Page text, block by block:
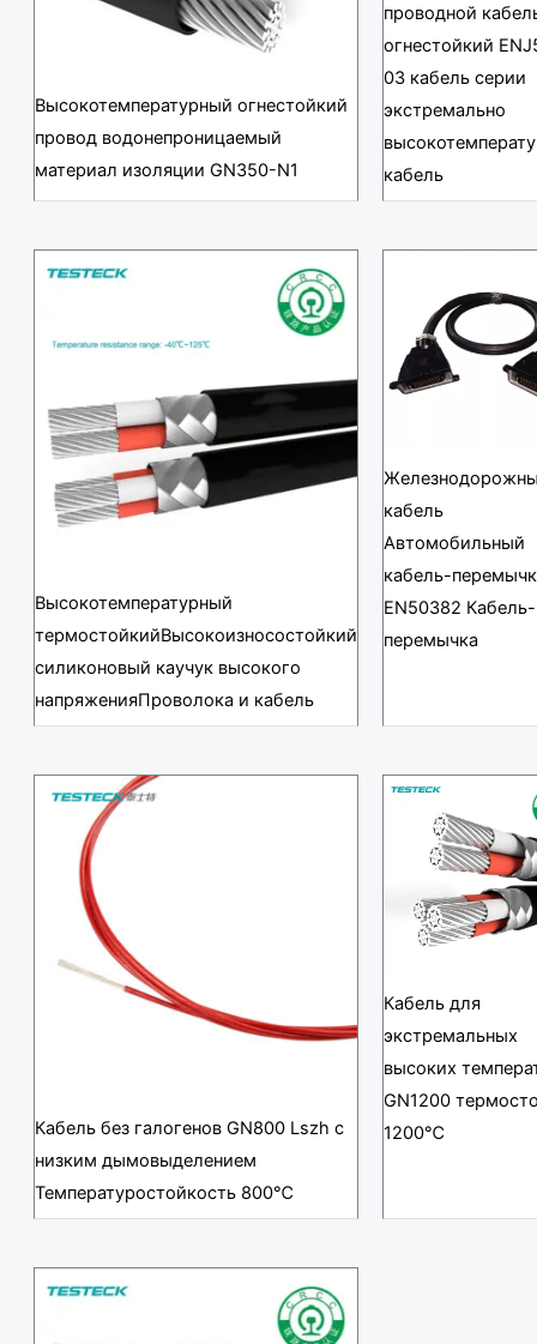
Высокотемпературный огнестойкий
провод водонепроницаемый
материал изоляции GN350-N1
проводной
огнестойкий
03 кабель серии
экстремально
кабель
Высокотемпературный
термостойкийВысокоизносостойкий
силиконовый каучук высокого
напряженияПроволока и кабель
кабель
Автомобильный
кабель-
EN50382 Кабель-
перемычка
Кабель без галогенов GN800 Lszh с
низким дымовыделением
Температуростойкость 800℃
Кабель для
экстремальных
высоких
GN1200
1200℃